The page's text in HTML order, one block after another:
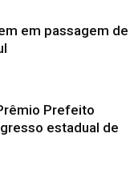
em passagem de
Prefeito
estadual de